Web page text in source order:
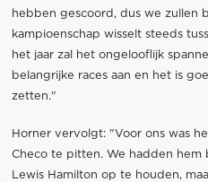
hebben gescoord, dus we zullen
kampioenschap wisselt steeds
het jaar zal het ongelooflijk
belangrijke races aan en het is
zetten."
Horner vervolgt: "Voor ons was
Checo te pitten. We hadden hem
Lewis Hamilton op te houden,